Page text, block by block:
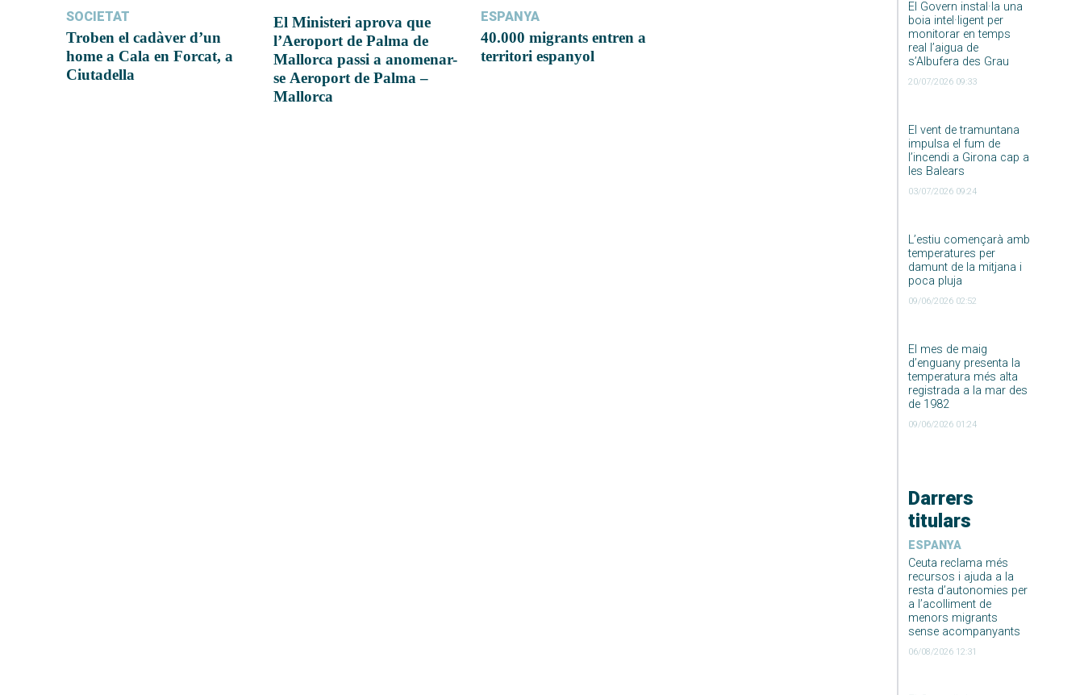
El Govern instal·la una
boia intel·ligent per
monitorar en temps
real l’aigua de
s’Albufera des Grau
20/07/2026 09:33
El vent de tramuntana
impulsa el fum de
l’incendi a Girona cap a
les Balears
03/07/2026 09:24
L’estiu començarà amb
temperatures per
damunt de la mitjana i
poca pluja
09/06/2026 02:52
El mes de maig
d’enguany presenta la
temperatura més alta
registrada a la mar des
de 1982
09/06/2026 01:24
Darrers
titulars
ESPANYA
Ceuta reclama més
recursos i ajuda a la
resta d’autonomies per
a l’acolliment de
menors migrants
sense acompanyants
06/08/2026 12:31
SOCIETAT
Troben el cadàver d’un
home a Cala en Forcat, a
Ciutadella
El Ministeri aprova que
l’Aeroport de Palma de
Mallorca passi a anomenar-
se Aeroport de Palma –
Mallorca
ESPANYA
40.000 migrants entren a
territori espanyol